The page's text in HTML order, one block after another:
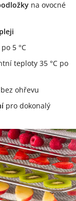
na ovocné
5 °C
teploty 35 °C po
ohřevu
pro dokonalý